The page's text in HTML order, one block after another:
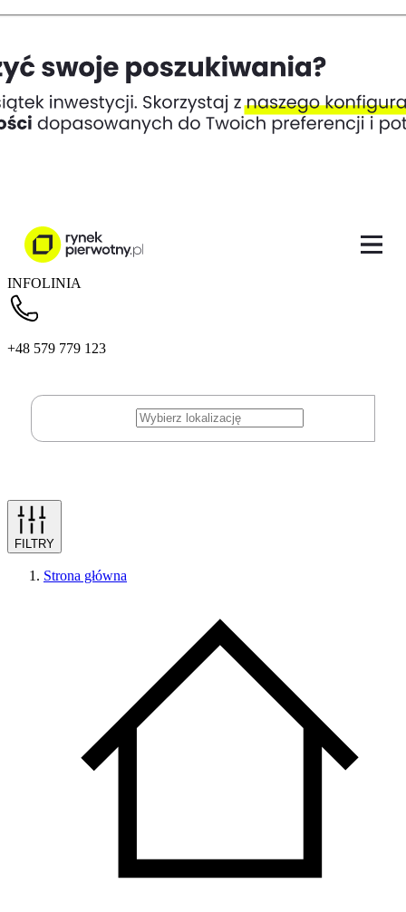
INFOLINIA
+48 579 779 123
FILTRY
Strona główna